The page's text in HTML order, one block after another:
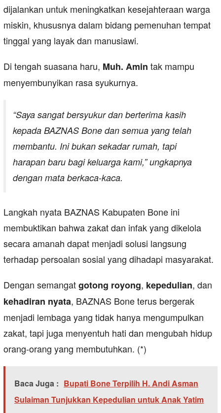
dijalankan untuk meningkatkan kesejahteraan warga
miskin, khususnya dalam bidang pemenuhan tempat
tinggal yang layak dan manusiawi.
Di tengah suasana haru, Muh. Amin tak mampu
menyembunyikan rasa syukurnya.
“Saya sangat bersyukur dan berterima kasih
kepada BAZNAS Bone dan semua yang telah
membantu. Ini bukan sekadar rumah, tapi
harapan baru bagi keluarga kami,” ungkapnya
dengan mata berkaca-kaca.
Langkah nyata BAZNAS Kabupaten Bone ini
membuktikan bahwa zakat dan infak yang dikelola
secara amanah dapat menjadi solusi langsung
terhadap persoalan sosial yang dihadapi masyarakat.
Dengan semangatgotong royong, kepedulian, dan
kehadiran nyata, BAZNAS Bone terus bergerak
menjadi lembaga yang tidak hanya mengumpulkan
zakat, tapi juga menyentuh hati dan mengubah hidup
orang-orang yang membutuhkan. (*)
Baca Juga : Bupati Bone Terpilih H. Andi Asman
Sulaiman Tunjukkan Kepedulian untuk Anak Yatim